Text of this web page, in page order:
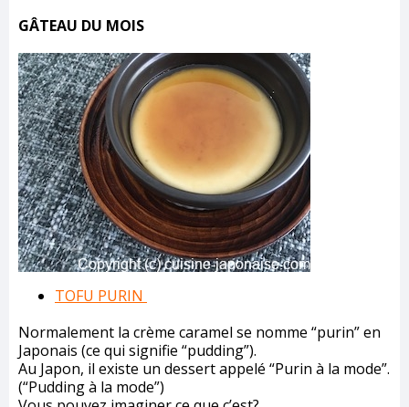
GÂTEAU DU MOIS
TOFU PURIN
Normalement la crème caramel se nomme “purin” en
Japonais (ce qui signifie “pudding”).
Au Japon, il existe un dessert appelé “Purin à la mode”.
(“Pudding à la mode”)